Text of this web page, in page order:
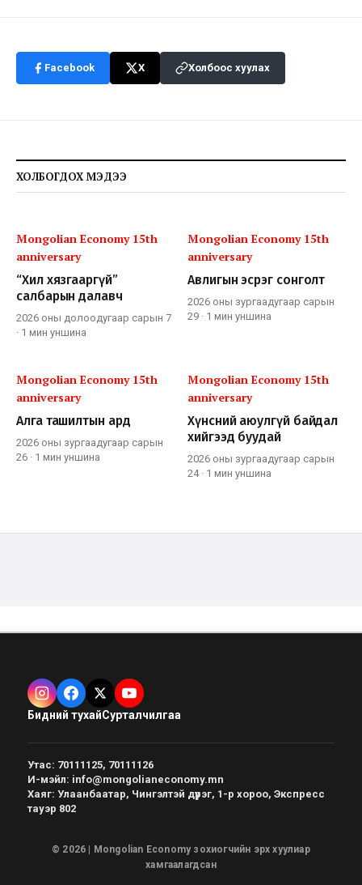
Facebook X Холбоос хуулах
ХОЛБОГДОХ МЭДЭЭ
Mongolian Economy 15th
anniversary
“Хил хязгааргүй”
салбарын далавч
2026 оны долоодугаар сарын 7
· 1 мин уншина
Mongolian Economy 15th
anniversary
Авлигын эсрэг сонголт
2026 оны зургаадугаар сарын
29 · 1 мин уншина
Mongolian Economy 15th
anniversary
Алга ташилтын ард
2026 оны зургаадугаар сарын
26 · 1 мин уншина
Mongolian Economy 15th
anniversary
Хүнсний аюулгүй байдал
хийгээд буудай
2026 оны зургаадугаар сарын
24· 1 мин уншина
Бидний тухайСурталчилгаа
Утас: 70111125, 70111126
И-мэйл: info@mongolianeconomy.mn
Хаяг: Улаанбаатар, Чингэлтэй дүүрэг, 1-р хороо, Экспресс
тауэр 802
© 2026 | Mongolian Economy зохиогчийн эрх хуулиар
хамгаалагдсан